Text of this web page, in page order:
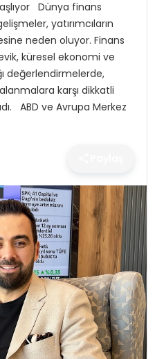
Dünya finans
yatırımcıların
neden oluyor. Finans
küresel ekonomi ve
değerlendirmelerde,
karşı dikkatli
ABD ve Avrupa Merkez